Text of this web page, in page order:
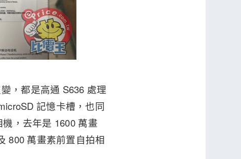
，都是高通 S636 處理
記憶卡槽，也同
，去年是 1600 萬畫
800 萬畫素前置自拍相